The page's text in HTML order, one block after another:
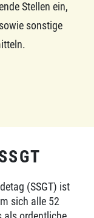
Stellen ein,
sonstige
(SSGT) ist
sich alle 52